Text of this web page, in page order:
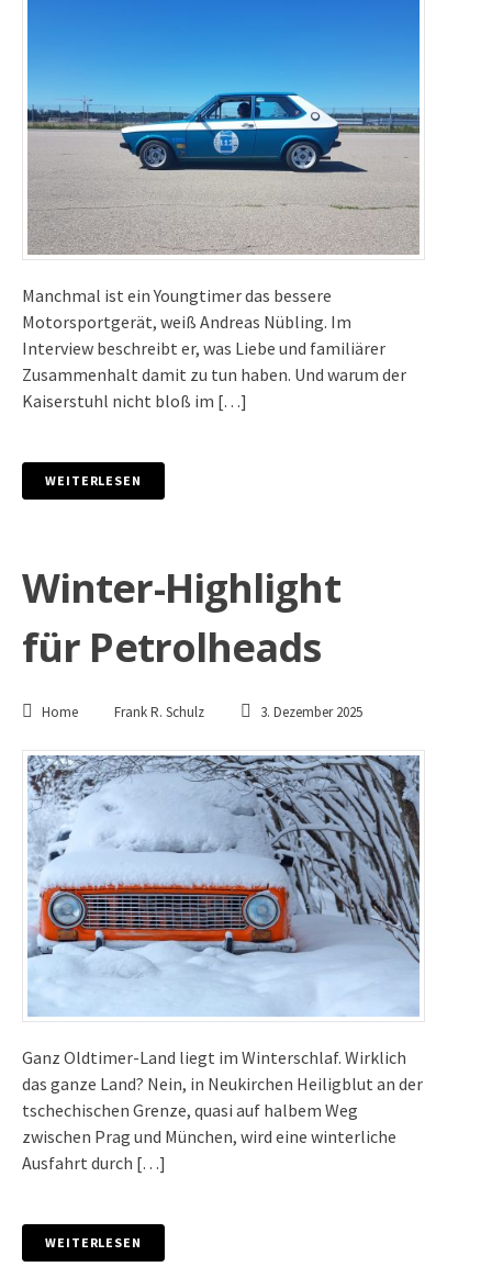
Manchmal ist ein Youngtimer das bessere
Motorsportgerät, weiß Andreas Nübling. Im
Interview beschreibt er, was Liebe und familiärer
Zusammenhalt damit zu tun haben. Und warum der
Kaiserstuhl nicht bloß im […]
WEITERLESEN
Winter-Highlight
für Petrolheads
Home Frank R. Schulz 3. Dezember 2025
Ganz Oldtimer-Land liegt im Winterschlaf. Wirklich
das ganze Land? Nein, in Neukirchen Heiligblut an der
tschechischen Grenze, quasi auf halbem Weg
zwischen Prag und München, wird eine winterliche
Ausfahrt durch […]
WEITERLESEN